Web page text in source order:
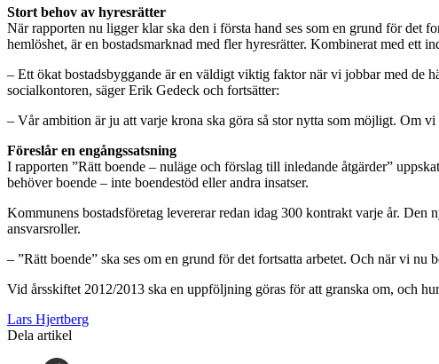
Stort behov av hyresrätter
När rapporten nu ligger klar ska den i första hand ses som en grund för det
hemlöshet, är en bostadsmarknad med fler hyresrätter. Kombinerat med ett
– Ett ökat bostadsbyggande är en väldigt viktig faktor när vi jobbar med de
socialkontoren, säger Erik Gedeck och fortsätter:
– Vår ambition är ju att varje krona ska göra så stor nytta som möjligt. Om
Föreslår en engångssatsning
I rapporten ”Rätt boende – nuläge och förslag till inledande åtgärder”
behöver boende – inte boendestöd eller andra insatser.
Kommunens bostadsföretag levererar redan idag 300 kontrakt varje år. Den
ansvarsroller.
– ”Rätt boende” ska ses om en grund för det fortsatta arbetet. Och när vi
Vid årsskiftet 2012/2013 ska en uppföljning göras för att granska om, och
Lars Hjertberg
Dela artikel